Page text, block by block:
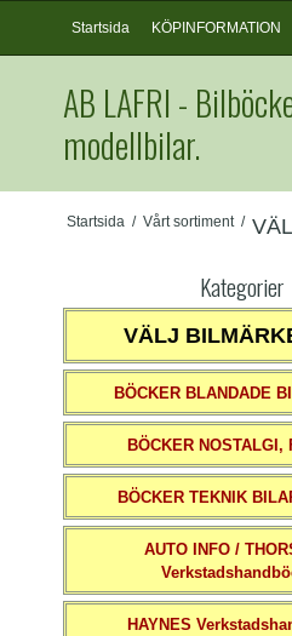
Startsida KÖPINFORMATION
AB LAFRI -
modellbilar.
Startsida / Vårt sortiment /
Kategorier
VÄLJ
BÖCKER BLANDADE
BÖCKER NOSTALGI,
BÖCKER TEKNIK
AUTO INFO /
HAYNES